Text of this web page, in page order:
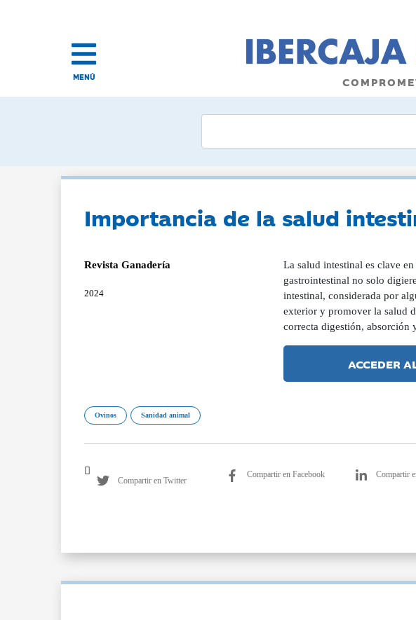
MENÚ
Importancia de la salud
Revista Ganadería
2024
La salud intestinal es clave
gastrointestinal no solo
intestinal, considerada por
exterior y promover la salud
correcta digestión, absorción
ACCEDER
Ovinos Sanidad animal
Compartir en Twitter
Compartir en Facebook Compartir